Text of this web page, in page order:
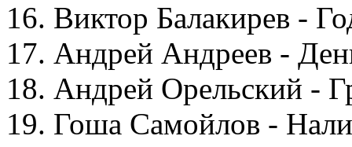
16. Виктор Балакирев -
17. Андрей Андреев -
18. Андрей Орельский -
19. Гоша Самойлов -